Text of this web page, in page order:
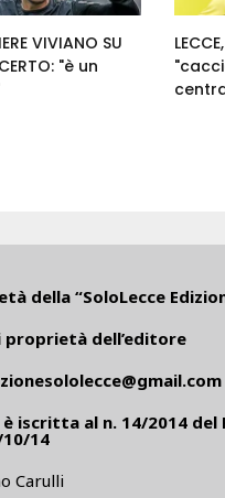
VIVIANO SU
"è un
della “SoloLecce
dell’editore
è iscritta al n. 14/2014
14
Carulli